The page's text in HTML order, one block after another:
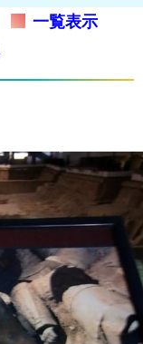
一覧表示